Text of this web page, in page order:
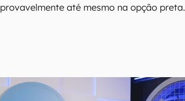
provavelmente até mesmo na opção preta.